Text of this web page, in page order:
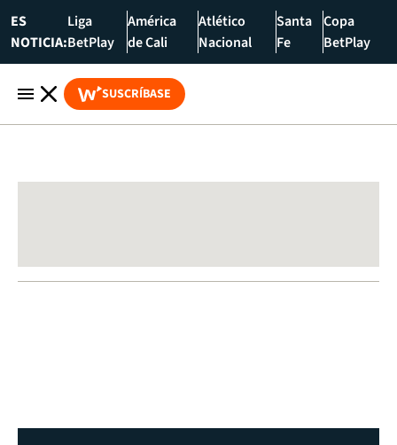
ES
NOTICIA:
Liga
BetPlay
América
de Cali
Atlético
Nacional
Santa
Fe
Copa
BetPlay
SUSCRÍBASE